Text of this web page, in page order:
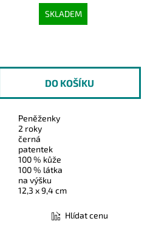
SKLADEM
Peněženky
2 roky
černá
patentek
100 % kůže
100 % látka
na výšku
12,3 x 9,4 cm
Hlídat cenu